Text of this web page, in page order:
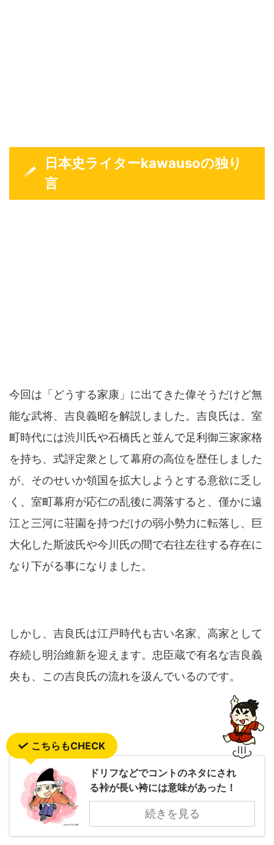
日本史ライターkawausoの独り
言
今回は「どうする家康」に出てきた偉そうだけど無
能な武将、吉良義昭を解説しました。吉良氏は、室
町時代には渋川氏や石橋氏と並んで足利御三家家格
を持ち、式評定衆として幕府の高位を歴任しました
が、そのせいか領国を拡大しようとする意欲に乏し
く、室町幕府が応仁の乱後に凋落すると、僅かに遠
江と三河に荘園を持つだけの弱小勢力に転落し、巨
大化した斯波氏や今川氏の間で右往左往する存在に
なり下がる事になりました。
しかし、吉良氏は江戸時代も古い名家、高家として
存続し明治維新を迎えます。忠臣蔵で有名な吉良義
央も、この吉良氏の流れを汲んでいるのです。
こちらもCHECK
ドリフなどでコントのネタにされ
る裃が長い袴には意味があった！
続きを見る